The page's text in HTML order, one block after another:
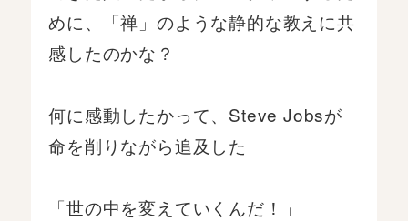
めに、「禅」のような静的な教えに共
感したのかな？
何に感動したかって、Steve Jobsが
命を削りながら追及した
「世の中を変えていくんだ！」